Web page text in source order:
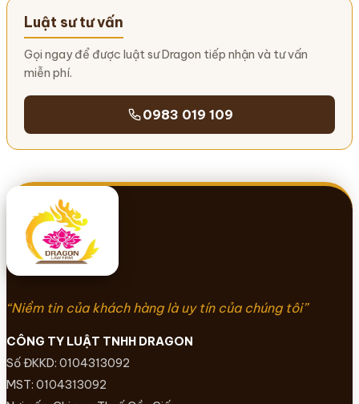
Luật sư tư vấn
Gọi ngay để được luật sư Dragon tiếp nhận và tư vấn
miễn phí.
0983 019 109
“Niềm tin của khách hàng là uy tín của chúng tôi”
CÔNG TY LUẬT TNHH DRAGON
Số ĐKKD: 0104313092
MST: 0104313092